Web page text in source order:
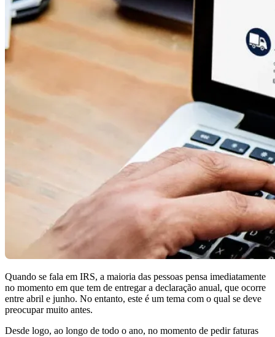
Quando se fala em IRS, a maioria das pessoas pensa imediatamente
no momento em que tem de entregar a declaração anual, que ocorre
entre abril e junho. No entanto, este é um tema com o qual se deve
preocupar muito antes.
Desde logo, ao longo de todo o ano, no momento de pedir faturas